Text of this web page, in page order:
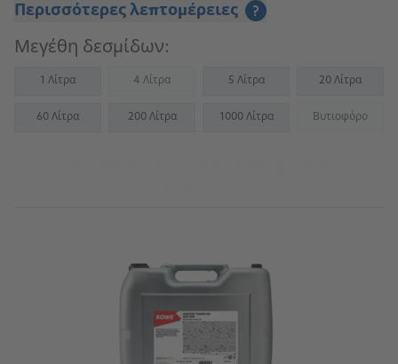
Περισσότερες λεπτομέρειες ?
Μεγέθη δεσμίδων:
1 Λίτρα 4 Λίτρα(Not available) 5 Λίτρα 20 Λίτρα
60 Λίτρα 200 Λίτρα 1000 Λίτρα Βυτιοφόρο
(Not